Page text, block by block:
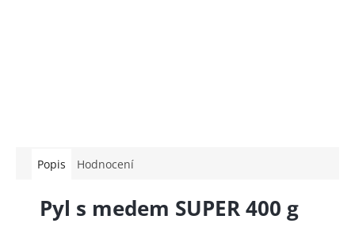
Popis Hodnocení
Pyl s medem SUPER 400 g